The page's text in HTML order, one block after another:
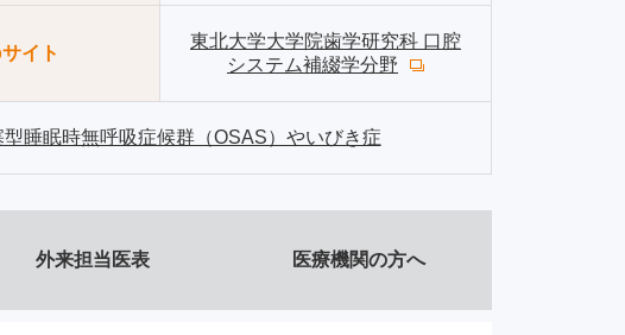
イト
東北大学大学院歯学研究科 口腔
システム補綴学分野
型睡眠時無呼吸症候群（OSAS）やいびき症
外来担当医表 医療機関の方へ